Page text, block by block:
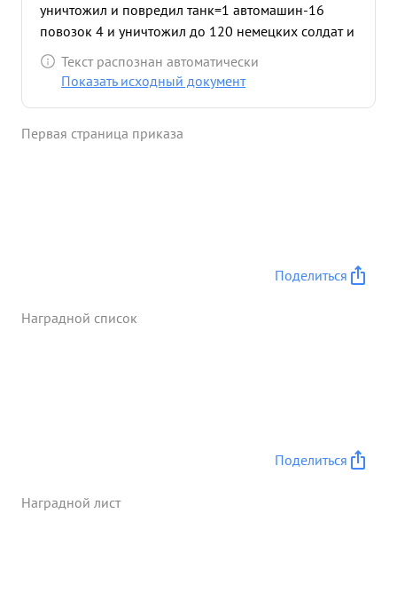
уничтожил и повредил танк=1 автомашин-16
повозок 4 и уничтожил до 120 немецких солдат и
офицеров. 3 воздушных боях показал себя
смелым и отважным летчиком истребителем и
подчиненному составу Хороший руководитель
20 по 23 августа руководимая им эскадрилья
уничтожила и повредила: танков=4 автомашин о
Требователей к себе и подчиненным. Среди
...»
Текст распознан автоматически
Показать исходный документ
Первая страница приказа
Поделиться
Наградной список
Поделиться
Наградной лист